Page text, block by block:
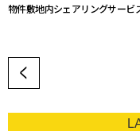
物件敷地内シェアリングサービ